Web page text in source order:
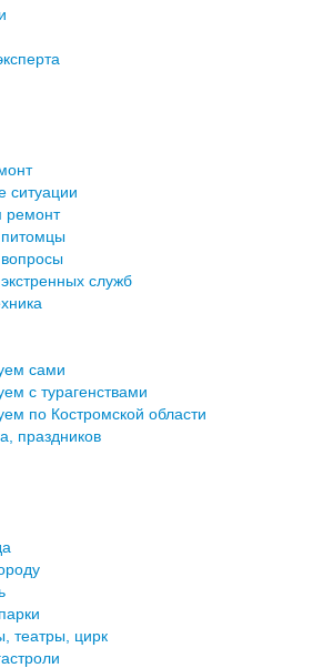
ситуации
ремонт
служб
сами
с турагенствами
по Костромской области
праздников
театры, цирк